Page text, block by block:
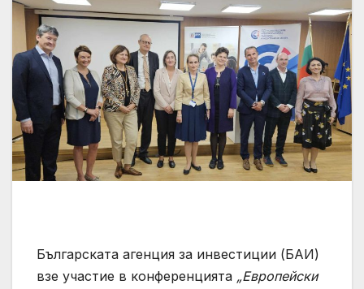
Българската агенция за инвестиции (БАИ)
взе участие в конференцията „Европейски